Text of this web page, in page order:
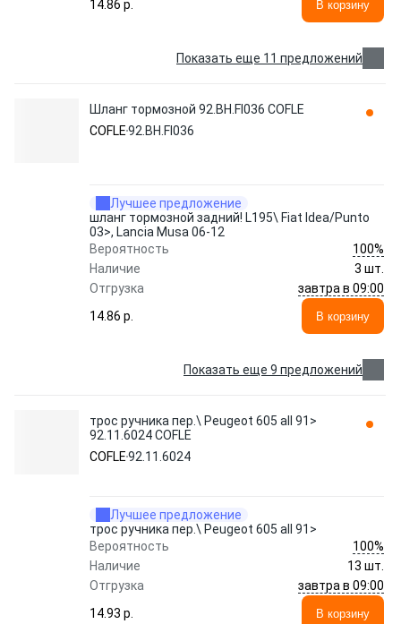
14.86 p. В корзину
Показать еще 11 предложений
Шланг тормозной 92.BH.FI036 COFLE
COFLE92.BH.FI036
Лучшее предложение
шланг тормозной задний! L195\ Fiat Idea/Punto
03>, Lancia Musa 06-12
Вероятность
100%
Наличие
3 шт.
Отгрузка
завтра в 09:00
14.86 p.
В корзину
Показать еще 9 предложений
трос ручника пер.\ Peugeot 605 all 91>
92.11.6024 COFLE
COFLE92.11.6024
Лучшее предложение
трос ручника пер.\ Peugeot 605 all 91>
Вероятность
100%
Наличие
13 шт.
Отгрузка
завтра в 09:00
14.93 p.
В корзину